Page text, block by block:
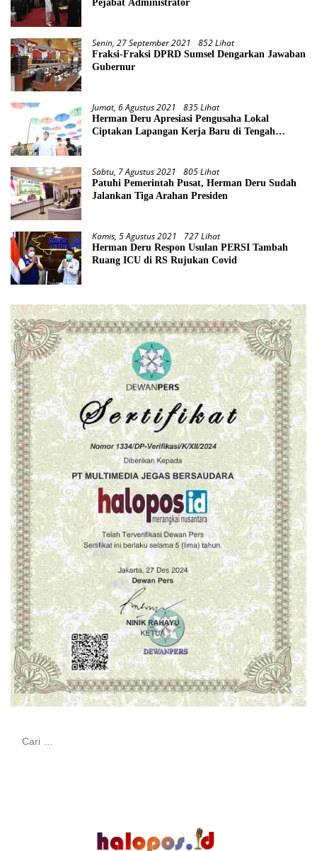
Pejabat Administrator
Senin, 27 September 2021 852 Lihat
Fraksi-Fraksi DPRD Sumsel Dengarkan Jawaban
Gubernur
Jumat, 6 Agustus 2021 835 Lihat
Herman Deru Apresiasi Pengusaha Lokal
Ciptakan Lapangan Kerja Baru di Tengah
Sabtu, 7 Agustus 2021 805 Lihat
Patuhi Pemerintah Pusat, Herman Deru Sudah
Jalankan Tiga Arahan Presiden
Kamis, 5 Agustus 2021 727 Lihat
Herman Deru Respon Usulan PERSI Tambah
Ruang ICU di RS Rujukan Covid
Cari